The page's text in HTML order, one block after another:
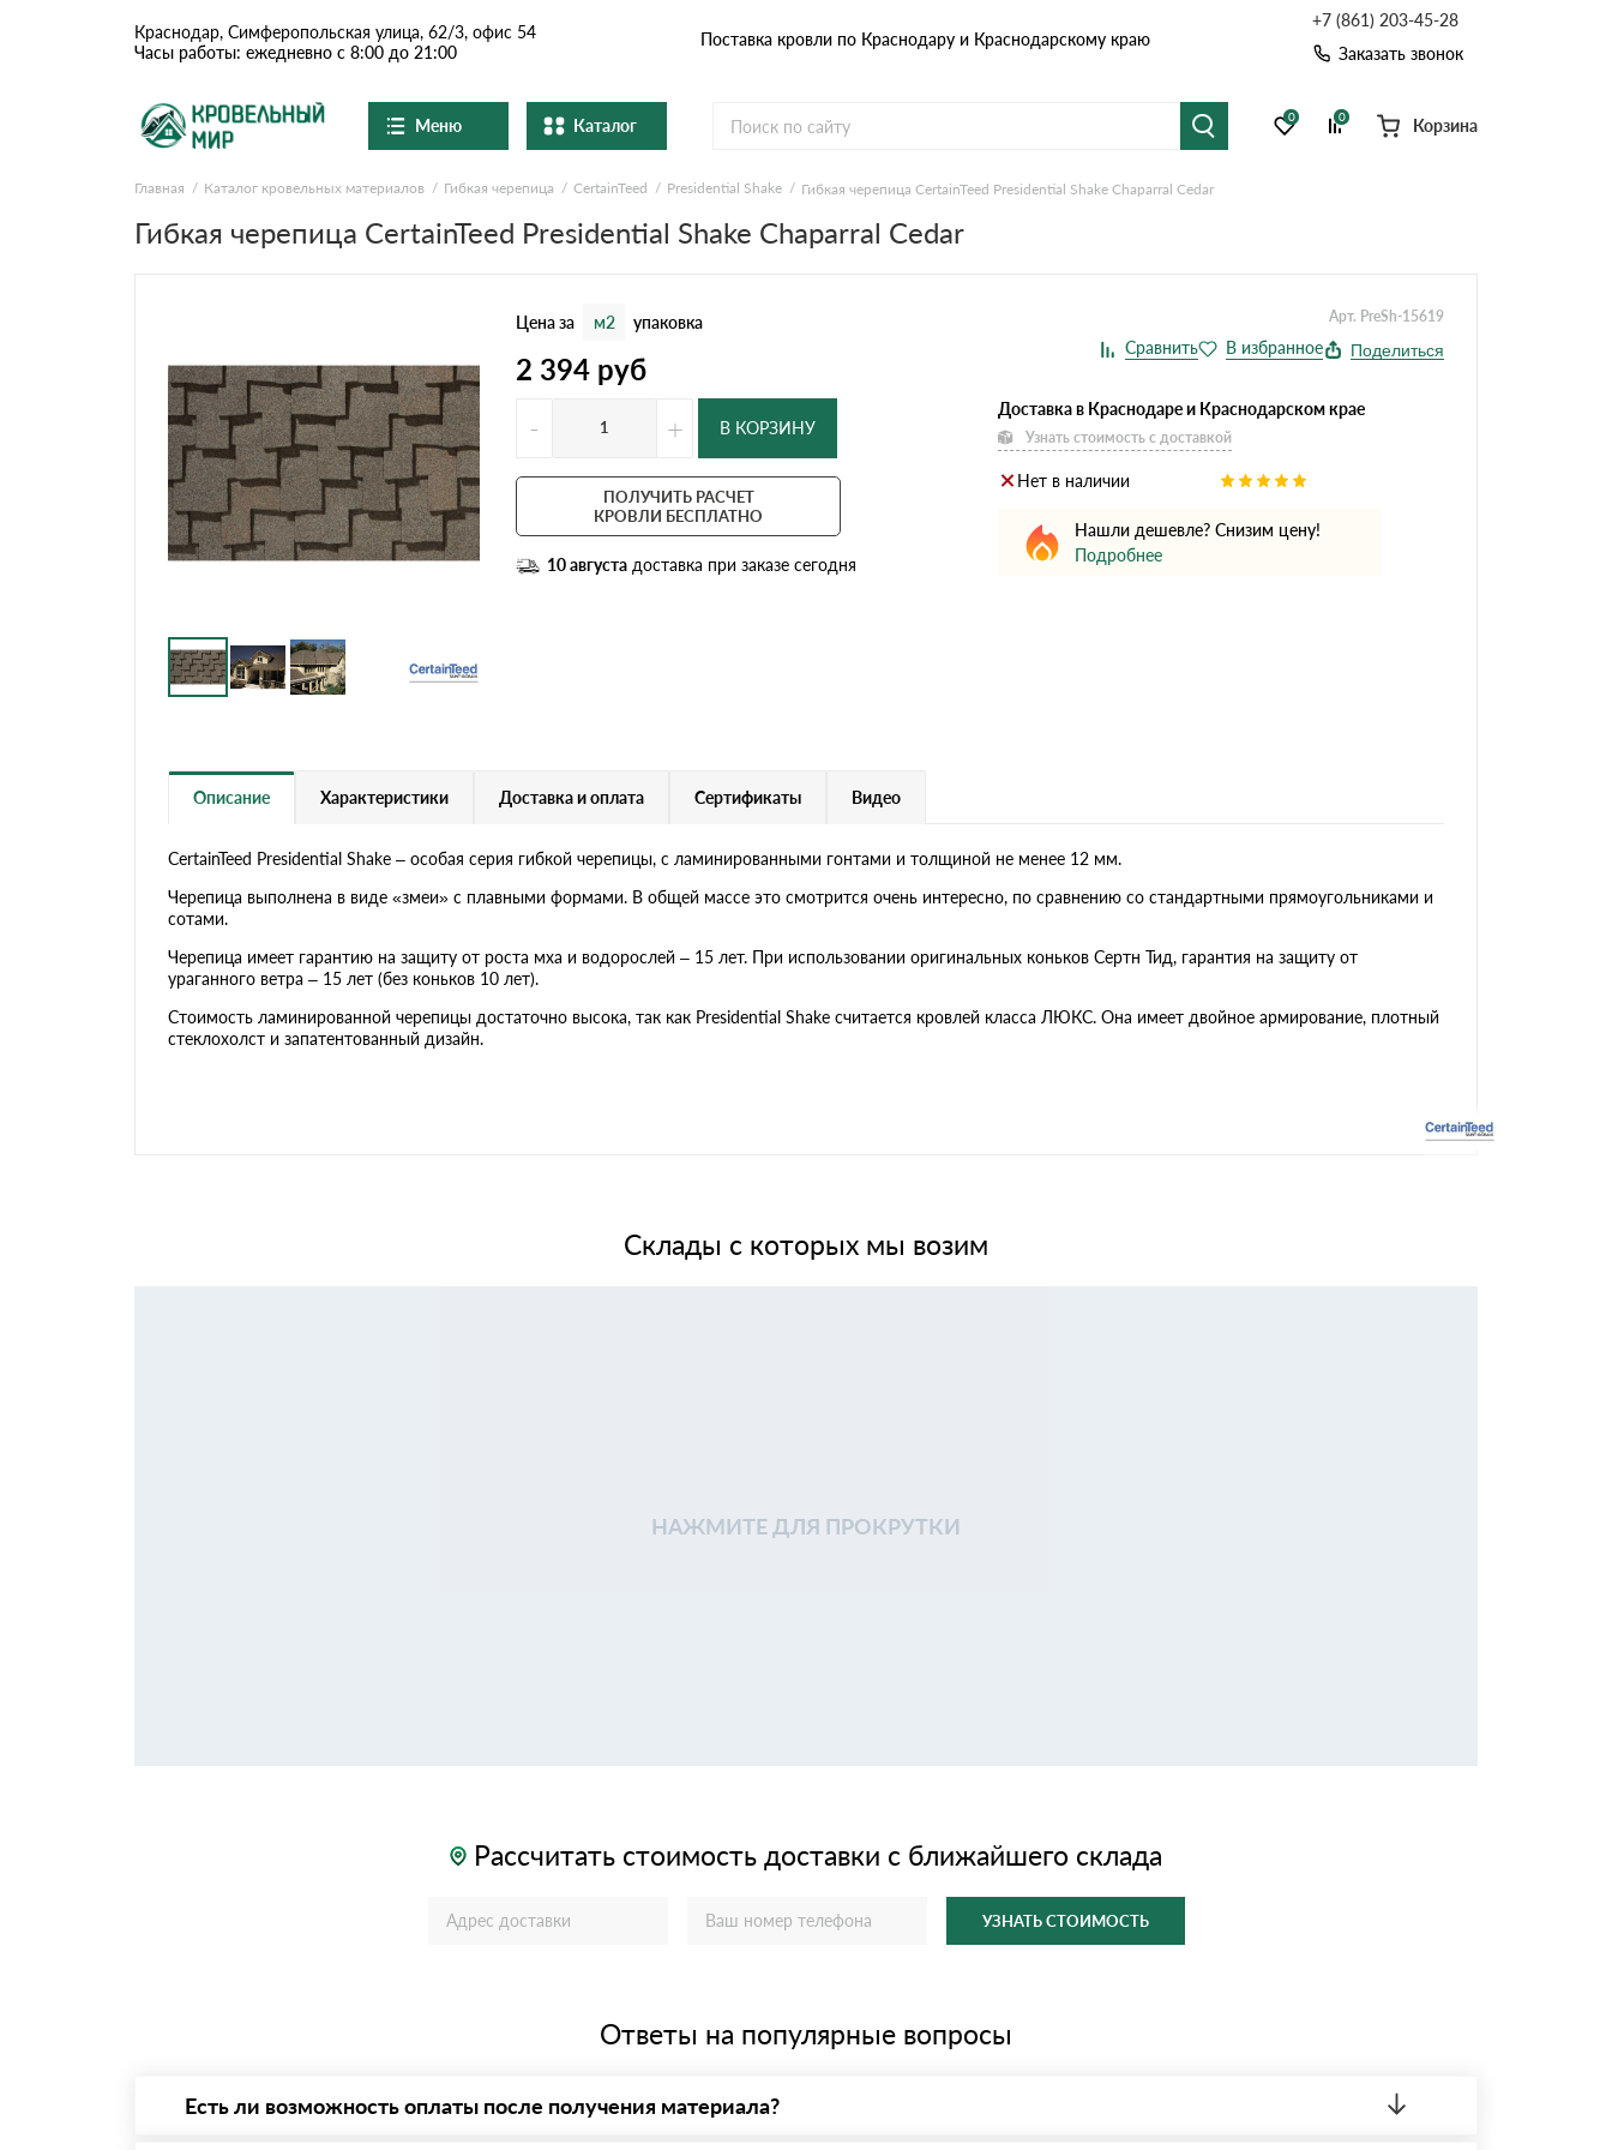
Поставка кровли по Краснодару и Краснодарскому краю
Краснодар, Симферопольская улица, 62/3, офис 54
Часы работы: ежедневно с 8:00 до 21:00
+7 (861) 203-45-28
Заказать звонок
Меню
О компании
Доставка и оплата
Вопросы-ответы
Каталог
Ондулин и шифер Металлочерепица Гибкая черепица
Натуральная керамическая
Профнастил и штакетник
Доборные элементы Комплектующие
Ондулин
Черепица Ондулин Ондулин Смарт Ондутисс
Шифер 7-волновой
0 0 Корзина
Главная Каталог кровельных материалов Гибкая черепица CertainTeed Presidential Shake Гибкая черепица CertainTeed Presidential Shake Chaparral Cedar
Гибкая черепица CertainTeed Presidential Shake Chaparral Cedar
Цена за м2 упаковка
2 394 руб
Арт. PreSh-15619
Поделиться
- + В КОРЗИНУ
ПОЛУЧИТЬ РАСЧЕТ
КРОВЛИ БЕСПЛАТНО
10 августа доставка при заказе сегодня
Доставка в Краснодаре и Краснодарском крае
Узнать стоимость с доставкой
Нет в наличии
Нашли дешевле? Снизим цену!
Подробнее
Описание Характеристики Доставка и оплата Сертификаты Видео
CertainTeed Presidential Shake – особая серия гибкой черепицы, с ламинированными гонтами и толщиной не менее 12 мм.
Черепица выполнена в виде «змеи» с плавными формами. В общей массе это смотрится очень интересно, по сравнению со стандартными прямоугольниками и
сотами.
Черепица имеет гарантию на защиту от роста мха и водорослей – 15 лет. При использовании оригинальных коньков Сертн Тид, гарантия на защиту от
ураганного ветра – 15 лет (без коньков 10 лет).
Стоимость ламинированной черепицы достаточно высока, так как Presidential Shake считается кровлей класса ЛЮКС. Она имеет двойное армирование, плотный
стеклохолст и запатентованный дизайн.
Склады с которых мы возим
НАЖМИТЕ ДЛЯ ПРОКРУТКИ
Рассчитать стоимость доставки с ближайшего склада
УЗНАТЬ СТОИМОСТЬ
Ответы на популярные вопросы
Есть ли возможность оплаты после получения материала?